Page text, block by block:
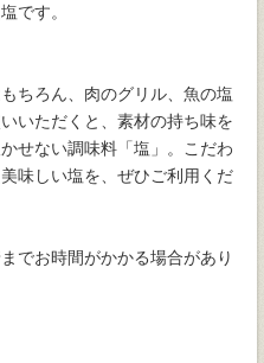
です。
ちろん、肉のグリル、魚の塩
いただくと、素材の持ち味を
せない調味料「塩」。こだわ
味しい塩を、ぜひご利用くだ
でお時間がかかる場合があり